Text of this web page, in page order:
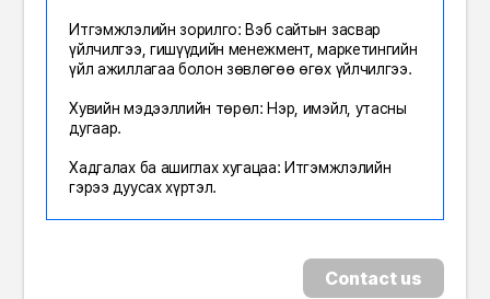
Итгэмжлэлийн зорилго: Вэб сайтын засвар
үйлчилгээ, гишүүдийн менежмент, маркетингийн
үйл ажиллагаа болон зөвлөгөө өгөх үйлчилгээ.
Хувийн мэдээллийн төрөл: Нэр, имэйл, утасны
дугаар.
Хадгалах ба ашиглах хугацаа: Итгэмжлэлийн
гэрээ дуусах хүртэл.
Contact us